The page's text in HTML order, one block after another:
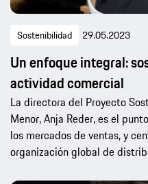
Sostenibilidad 29.05.2023
Un enfoque integral:
actividad comercial
La directora del Proyecto
Menor, Anja Reder, es el
los mercados de ventas, y
organización global de